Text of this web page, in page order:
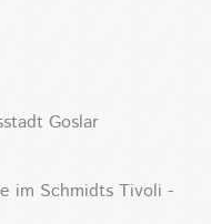
Goslar
im Schmidts Tivoli -